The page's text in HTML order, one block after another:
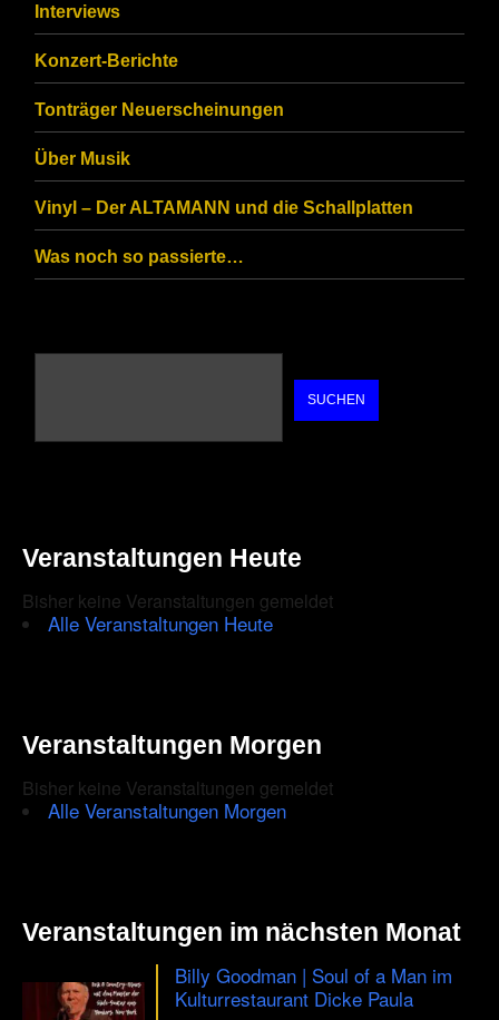
that
you
are
human.
Interviews
Konzert-Berichte
Tonträger Neuerscheinungen
Über Musik
Vinyl – Der ALTAMANN und die Schallplatten
Was noch so passierte…
SUCHEN
Veranstaltungen Heute
Bisher keine Veranstaltungen gemeldet
Alle Veranstaltungen Heute
Veranstaltungen Morgen
Bisher keine Veranstaltungen gemeldet
Alle Veranstaltungen Morgen
Veranstaltungen im nächsten Monat
Billy Goodman | Soul of a Man im
Kulturrestaurant Dicke Paula